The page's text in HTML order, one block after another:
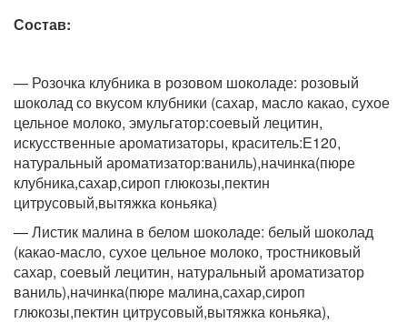
Состав:
— Розочка клубника в розовом шоколаде: розовый
шоколад со вкусом клубники (сахар, масло какао, сухое
цельное молоко, эмульгатор:соевый лецитин,
искусственные ароматизаторы, краситель:Е120,
натуральный ароматизатор:ваниль),начинка(пюре
клубника,сахар,сироп глюкозы,пектин
цитрусовый,вытяжка коньяка)
— Листик малина в белом шоколаде: белый шоколад
(какао-масло, сухое цельное молоко, тростниковый
сахар, соевый лецитин, натуральный ароматизатор
ваниль),начинка(пюре малина,сахар,сироп
глюкозы,пектин цитрусовый,вытяжка коньяка),